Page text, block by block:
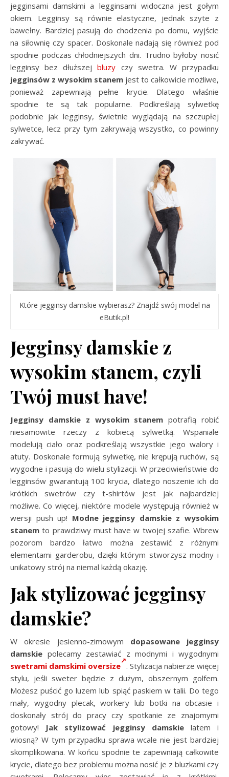
jegginsami damskimi a legginsami widoczna jest gołym
okiem. Legginsy są równie elastyczne, jednak szyte z
bawełny. Bardziej pasują do chodzenia po domu, wyjście
na siłownię czy spacer. Doskonale nadają się również pod
spodnie podczas chłodniejszych dni. Trudno byłoby nosić
legginsy bez dłuższejbluzy czy swetra. W przypadku
jegginsów z wysokim stanem jest to całkowicie możliwe,
ponieważ zapewniają pełne krycie. Dlatego właśnie
spodnie te są tak popularne. Podkreślają sylwetkę
podobnie jak legginsy, świetnie wyglądają na szczupłej
sylwetce, lecz przy tym zakrywają wszystko, co powinny
zakrywać.
Które jegginsy damskie wybierasz? Znajdź swój model na
eButik.pl!
Jegginsy damskie z
wysokim stanem, czyli
Twój must have!
Jegginsy damskie z wysokim stanem potrafią robić
niesamowite rzeczy z kobiecą sylwetką. Wspaniale
modelują ciało oraz podkreślają wszystkie jego walory i
atuty. Doskonale formują sylwetkę, nie krępują ruchów, są
wygodne i pasują do wielu stylizacji. W przeciwieństwie do
legginsów gwarantują 100 krycia, dlatego noszenie ich do
krótkich swetrów czy t-shirtów jest jak najbardziej
możliwe. Co więcej, niektóre modele występują również w
wersji push up! Modne jegginsy damskie z wysokim
stanem to prawdziwy must have w twojej szafie. Wbrew
pozorom bardzo łatwo można zestawić z różnymi
elementami garderobu, dzięki którym stworzysz modny i
unikatowy strój na niemal każdą okazję.
Jak stylizować jegginsy
damskie?
W okresie jesienno-zimowym dopasowane jegginsy
damskie polecamy zestawiać z modnymi i wygodnymi
swetrami damskimi oversize . Stylizacja nabierze więcej
stylu, jeśli sweter będzie z dużym, obszernym golfem.
Możesz puścić go luzem lub spiąć paskiem w talii. Do tego
mały, wygodny plecak, workery lub botki na obcasie i
doskonały strój do pracy czy spotkanie ze znajomymi
gotowy! Jak stylizować jegginsy damskielatem i
wiosną? W tym przypadku sprawa wcale nie jest bardziej
skomplikowana. W końcu spodnie te zapewniają całkowite
krycie, dlatego bez problemu można nosić je z bluzkami czy